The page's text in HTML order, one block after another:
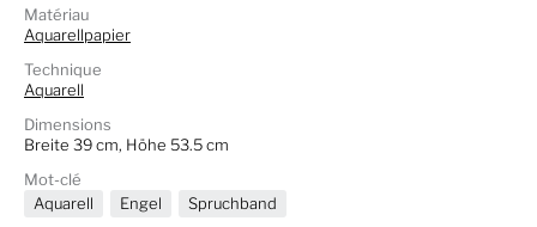
Matériau
Aquarellpapier
Technique
Aquarell
Dimensions
Breite 39 cm, Höhe 53.5 cm
Mot-clé
Aquarell
Engel
Spruchband